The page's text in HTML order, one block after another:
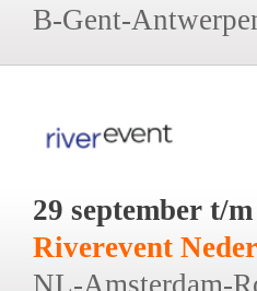
B-Gent-
29 september t/
Riverevent
NL-Amsterdam-